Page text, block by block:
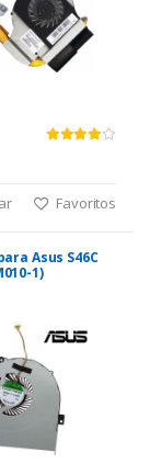
Favoritos
Asus S46C
1)